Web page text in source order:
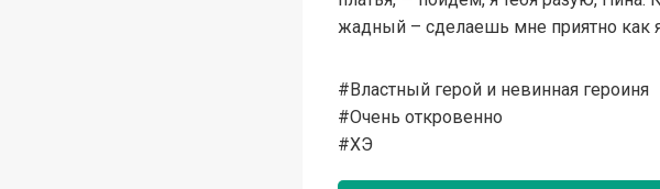
жадный – сделаешь мне приятно как
#Властный герой и невинная героиня
#Очень откровенно
#ХЭ